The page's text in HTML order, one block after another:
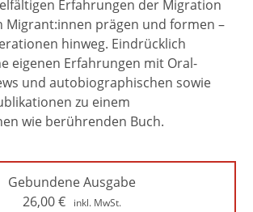
Erfahrungen der Migration
Migrant:innen prägen und formen –
hinweg. Eindrücklich
eigenen Erfahrungen mit Oral-
und autobiographischen sowie
zu einem
wie berührenden Buch.
Gebundene Ausgabe
26,00€ inkl. MwSt.